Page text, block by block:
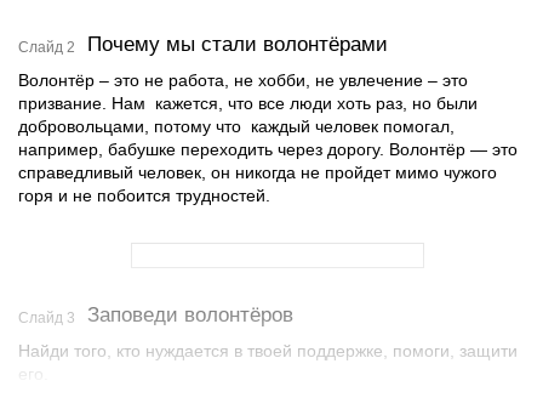
Слайд 2 Почему мы стали волонтёрами
Волонтёр – это не работа, не хобби, не увлечение – это
призвание. Нам кажется, что все люди хоть раз, но были
добровольцами, потому что каждый человек помогал,
например, бабушке переходить через дорогу. Волонтёр — это
справедливый человек, он никогда не пройдет мимо чужого
горя и не побоится трудностей.
Слайд 3 Заповеди волонтёров
Найди того, кто нуждается в твоей поддержке, помоги, защити
его.